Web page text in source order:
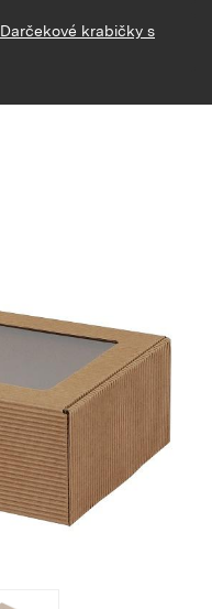
Darčekové krabičky s